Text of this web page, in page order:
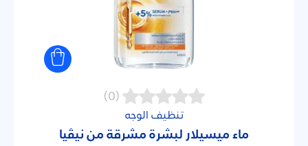
(0)
تنظيف الوجه
ماء ميسيلار لبشرة مشرقة من نيڤيا